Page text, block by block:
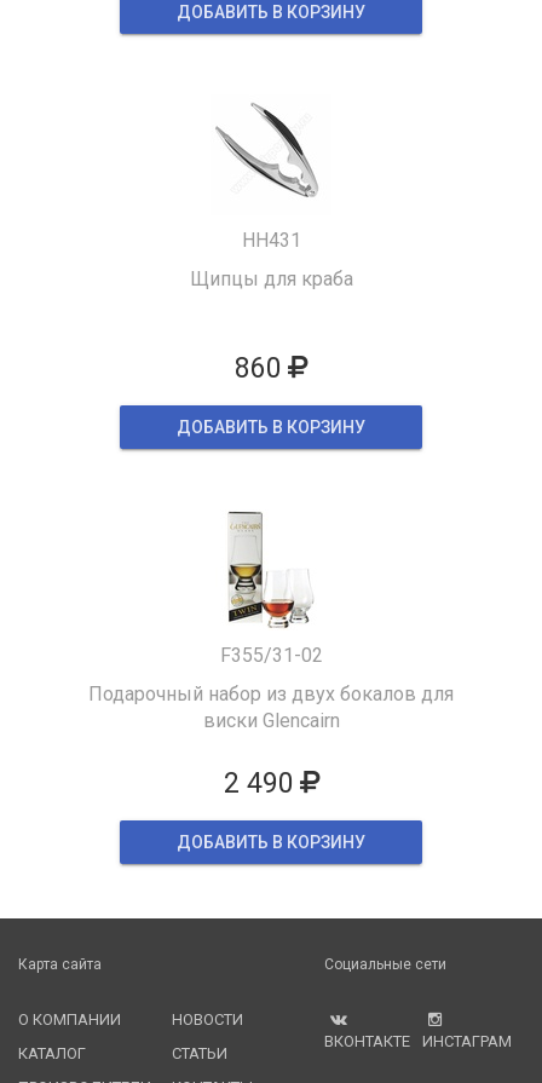
ДОБАВИТЬ В КОРЗИНУ
HH431
Щипцы для краба
860
ДОБАВИТЬ В КОРЗИНУ
F355/31-02
Подарочный набор из двух бокалов для
виски Glencairn
2 490
ДОБАВИТЬ В КОРЗИНУ
Карта сайта
О КОМПАНИИ
КАТАЛОГ
НОВОСТИ
СТАТЬИ
Социальные сети
ВКОНТАКТЕ ИНСТАГРАМ